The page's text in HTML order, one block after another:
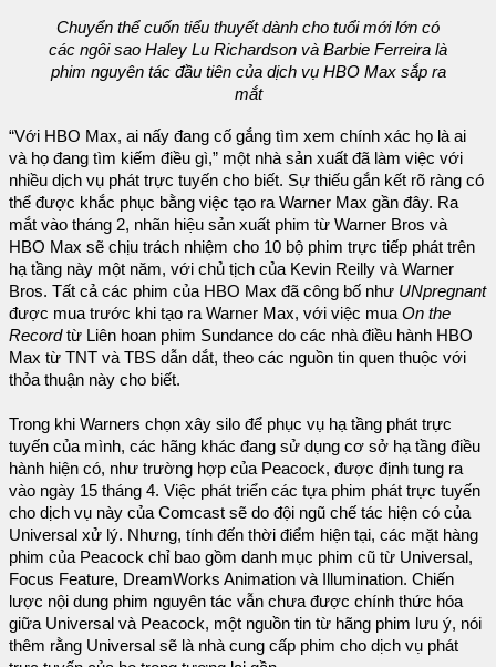
Chuyển thể cuốn tiểu thuyết dành cho tuổi mới lớn có
các ngôi sao Haley Lu Richardson và Barbie Ferreira là
phim nguyên tác đầu tiên của dịch vụ HBO Max sắp ra
mắt
“Với HBO Max, ai nấy đang cố gắng tìm xem chính xác họ là ai
và họ đang tìm kiếm điều gì,” một nhà sản xuất đã làm việc với
nhiều dịch vụ phát trực tuyến cho biết. Sự thiếu gắn kết rõ ràng có
thể được khắc phục bằng việc tạo ra Warner Max gần đây. Ra
mắt vào tháng 2, nhãn hiệu sản xuất phim từ Warner Bros và
HBO Max sẽ chịu trách nhiệm cho 10 bộ phim trực tiếp phát trên
hạ tầng này một năm, với chủ tịch của Kevin Reilly và Warner
Bros. Tất cả các phim của HBO Max đã công bố như UNpregnant
được mua trước khi tạo ra Warner Max, với việc mua On the
Recordtừ Liên hoan phim Sundance do các nhà điều hành HBO
Max từ TNT và TBS dẫn dắt, theo các nguồn tin quen thuộc với
thỏa thuận này cho biết.
Trong khi Warners chọn xây silo để phục vụ hạ tầng phát trực
tuyến của mình, các hãng khác đang sử dụng cơ sở hạ tầng điều
hành hiện có, như trường hợp của Peacock, được định tung ra
vào ngày 15 tháng 4. Việc phát triển các tựa phim phát trực tuyến
cho dịch vụ này của Comcast sẽ do đội ngũ chế tác hiện có của
Universal xử lý. Nhưng, tính đến thời điểm hiện tại, các mặt hàng
phim của Peacock chỉ bao gồm danh mục phim cũ từ Universal,
Focus Feature, DreamWorks Animation và Illumination. Chiến
lược nội dung phim nguyên tác vẫn chưa được chính thức hóa
giữa Universal và Peacock, một nguồn tin từ hãng phim lưu ý, nói
thêm rằng Universal sẽ là nhà cung cấp phim cho dịch vụ phát